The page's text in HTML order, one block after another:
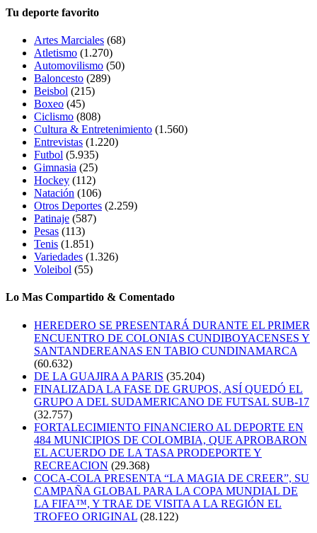
Tu deporte favorito
Artes Marciales (68)
Atletismo (1.270)
Automovilismo (50)
Baloncesto (289)
Beisbol (215)
Boxeo (45)
Ciclismo (808)
Cultura & Entretenimiento (1.560)
Entrevistas (1.220)
Futbol (5.935)
Gimnasia (25)
Hockey (112)
Natación (106)
Otros Deportes (2.259)
Patinaje (587)
Pesas (113)
Tenis (1.851)
Variedades (1.326)
Voleibol (55)
Lo Mas Compartido & Comentado
HEREDERO SE PRESENTARÁ DURANTE EL PRIMER
ENCUENTRO DE COLONIAS CUNDIBOYACENSES Y
SANTANDEREANAS EN TABIO CUNDINAMARCA
(60.632)
DE LA GUAJIRA A PARIS (35.204)
FINALIZADA LA FASE DE GRUPOS, ASÍ QUEDÓ EL
GRUPO A DEL SUDAMERICANO DE FUTSAL SUB-17
(32.757)
FORTALECIMIENTO FINANCIERO AL DEPORTE EN
484 MUNICIPIOS DE COLOMBIA, QUE APROBARON
EL ACUERDO DE LA TASA PRODEPORTE Y
RECREACION (29.368)
COCA-COLA PRESENTA “LA MAGIA DE CREER”, SU
CAMPAÑA GLOBAL PARA LA COPA MUNDIAL DE
LA FIFA™, Y TRAE DE VISITA A LA REGIÓN EL
TROFEO ORIGINAL (28.122)